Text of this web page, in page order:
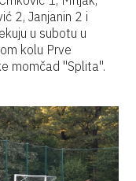
2, Janjanin 2 i
u subotu u
kolu Prve
momčad "Splita".